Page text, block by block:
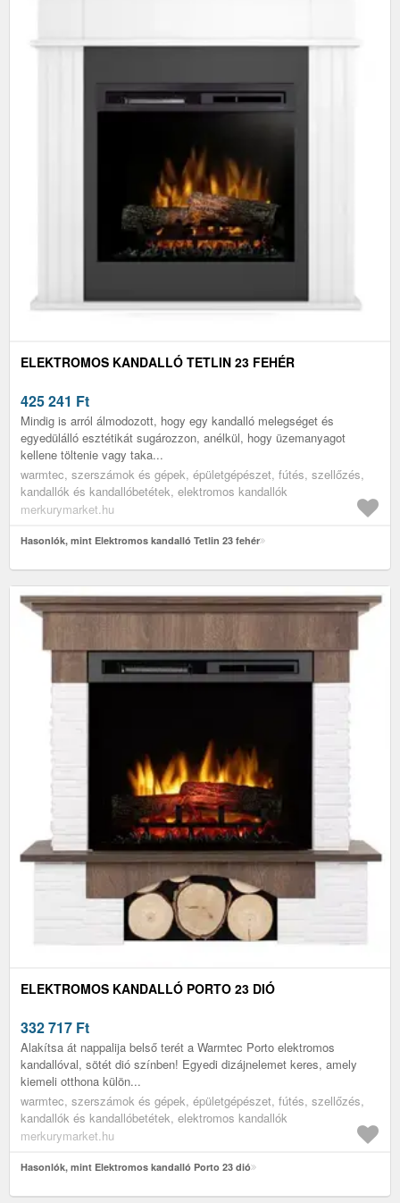
ELEKTROMOS KANDALLÓ TETLIN 23 FEHÉR
425 241 Ft
Mindig is arról álmodozott, hogy egy kandalló melegséget és
egyedülálló esztétikát sugározzon, anélkül, hogy üzemanyagot
kellene töltenie vagy taka...
warmtec, szerszámok és gépek, épületgépészet, fútés, szellőzés,
kandallók és kandallóbetétek, elektromos kandallók
merkurymarket.hu
Hasonlók, mint Elektromos kandalló Tetlin 23 fehér
ELEKTROMOS KANDALLÓ PORTO 23 DIÓ
332 717 Ft
Alakítsa át nappalija belső terét a Warmtec Porto elektromos
kandallóval, sötét dió színben! Egyedi dizájnelemet keres, amely
kiemeli otthona külön...
warmtec, szerszámok és gépek, épületgépészet, fútés, szellőzés,
kandallók és kandallóbetétek, elektromos kandallók
merkurymarket.hu
Hasonlók, mint Elektromos kandalló Porto 23 dió